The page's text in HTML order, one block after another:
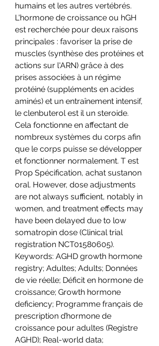
humains et les autres vertébrés.
L'hormone de croissance ou hGH
est recherchée pour deux raisons
principales : favoriser la prise de
muscles (synthèse des protéines et
actions sur l'ARN) grâce à des
prises associées à un régime
protéiné (suppléments en acides
aminés) et un entraînement intensif,
le clenbuterol est il un steroide.
Cela fonctionne en affectant de
nombreux systèmes du corps afin
que le corps puisse se développer
et fonctionner normalement. T est
Prop Spécification, achat sustanon
oral. However, dose adjustments
are not always sufficient, notably in
women, and treatment effects may
have been delayed due to low
somatropin dose (Clinical trial
registration NCT01580605).
Keywords: AGHD growth hormone
registry; Adultes; Adults; Données
de vie réelle; Déficit en hormone de
croissance; Growth hormone
deficiency; Programme français de
prescription d’hormone de
croissance pour adultes (Registre
AGHD); Real-world data;